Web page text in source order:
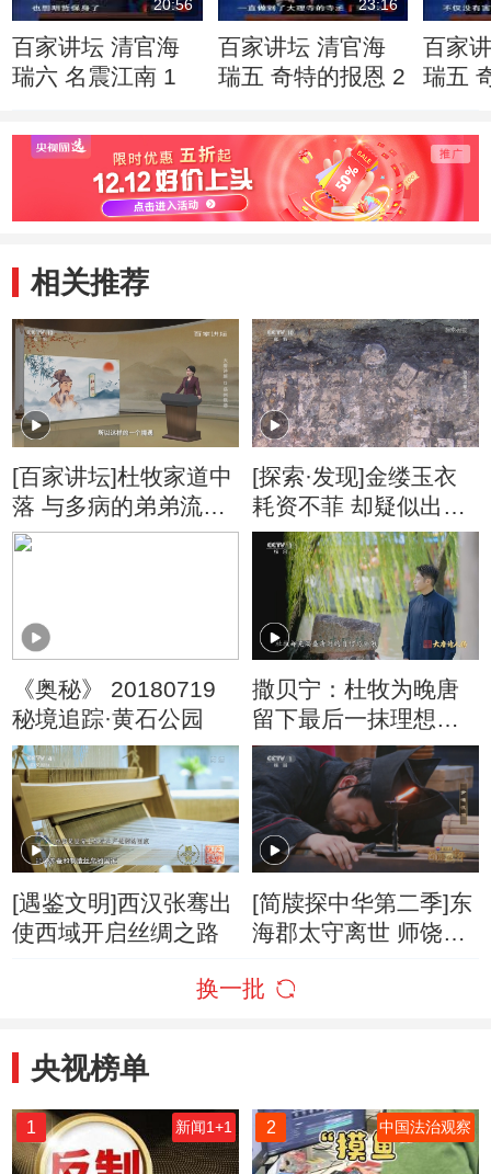
20:56
百家讲坛 清官海
瑞六 名震江南 1
23:16
百家讲坛 清官海
瑞五 奇特的报恩 2
百家
瑞五
相关推荐
[百家讲坛]杜牧家道中
落 与多病的弟弟流落
于长安城内
[探索·发现]金缕玉衣
耗资不菲 却疑似出现
在普通的墓葬中
《奥秘》 20180719
秘境追踪·黄石公园
撒贝宁：杜牧为晚唐
留下最后一抹理想主
义的光辉
[遇鉴文明]西汉张骞出
使西域开启丝绸之路
[简牍探中华第二季]东
海郡太守离世 师饶悲
换一批
央视榜单
1 新闻1+1 2 中国法治观察